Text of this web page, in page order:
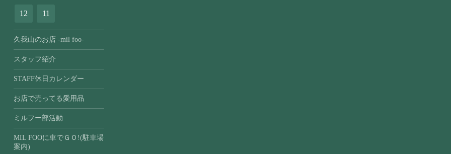
12 11
久我山のお店 -mil foo-
スタッフ紹介
STAFF休日カレンダー
お店で売ってる愛用品
ミルフー部活動
MIL FOOに車でＧＯ!(駐車場
案内)